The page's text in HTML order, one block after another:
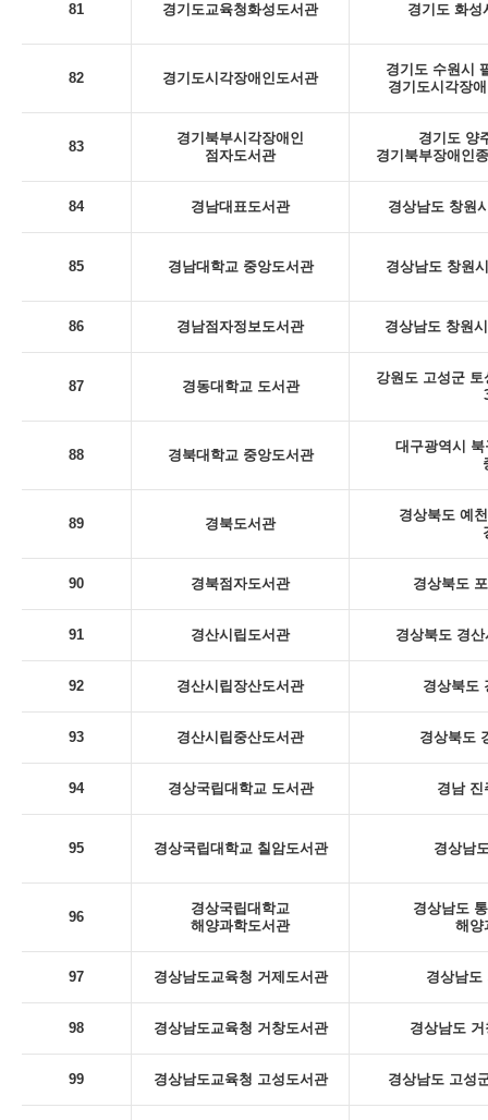
81 경기도교육청화성도서관 경기도 화성
82 경기도시각장애인도서관
경기도 수원시
경기도시각장
83
경기북부시각장애인
점자도서관
경기도 양
경기북부장애인
84 경남대표도서관 경상남도 창원
85 경남대학교 중앙도서관 경상남도 창원
86 경남점자정보도서관 경상남도 창원
87 경동대학교 도서관
강원도 고성군
88 경북대학교 중앙도서관
대구광역시
89 경북도서관
경상북도 예
90 경북점자도서관 경상북도
91 경산시립도서관 경상북도 경
92 경산시립장산도서관 경상북도
93 경산시립중산도서관 경상북도
94 경상국립대학교 도서관 경남 진
95 경상국립대학교 칠암도서관 경상남
96
경상국립대학교
해양과학도서관
경상남도
해양
97 경상남도교육청 거제도서관 경상남도
98 경상남도교육청 거창도서관 경상남도
99 경상남도교육청 고성도서관 경상남도 고성